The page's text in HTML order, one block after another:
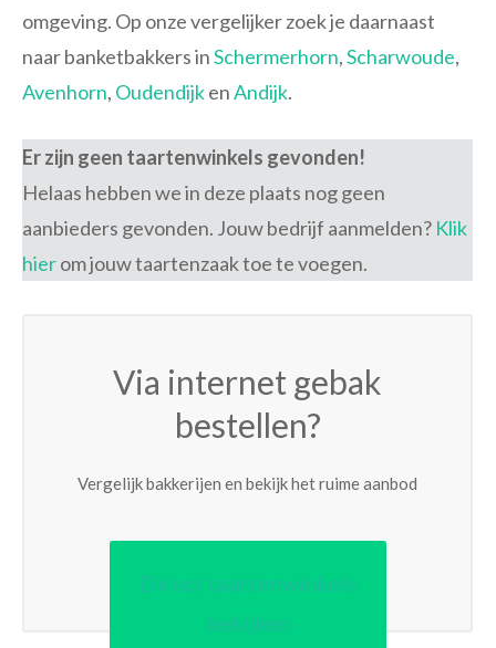
omgeving. Op onze vergelijker zoek je daarnaast
naar banketbakkers inSchermerhorn,Scharwoude,
Avenhorn, OudendijkenAndijk.
Er zijn geen taartenwinkels gevonden!
Helaas hebben we in deze plaats nog geen
aanbieders gevonden. Jouw bedrijf aanmelden? Klik
hierom jouw taartenzaak toe te voegen.
Via internet gebak
bestellen?
Vergelijk bakkerijen en bekijk het ruime aanbod
Direct taartenwinkels
bekijken